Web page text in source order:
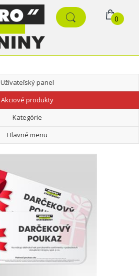
0
Užívateľský panel
Akciové produkty
Kategórie
Hlavné menu